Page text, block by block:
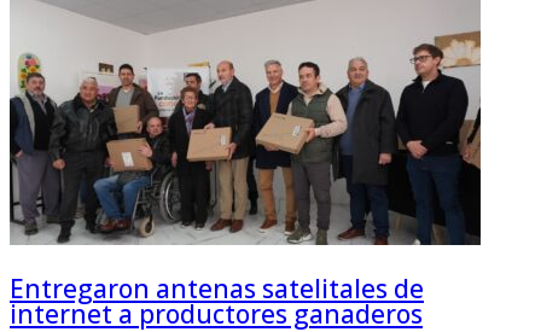
Entregaron antenas satelitales de
internet a productores ganaderos